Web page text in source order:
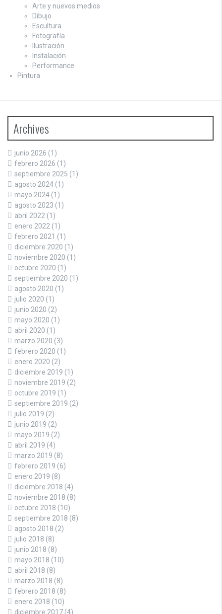
Arte y nuevos medios
Dibujo
Escultura
Fotografía
Ilustración
Instalación
Performance
Pintura
Archives
junio 2026 (1)
febrero 2026 (1)
septiembre 2025 (1)
agosto 2024 (1)
mayo 2024 (1)
agosto 2023 (1)
abril 2022 (1)
enero 2022 (1)
febrero 2021 (1)
diciembre 2020 (1)
noviembre 2020 (1)
octubre 2020 (1)
septiembre 2020 (1)
agosto 2020 (1)
julio 2020 (1)
junio 2020 (2)
mayo 2020 (1)
abril 2020 (1)
marzo 2020 (3)
febrero 2020 (1)
enero 2020 (2)
diciembre 2019 (1)
noviembre 2019 (2)
octubre 2019 (1)
septiembre 2019 (2)
julio 2019 (2)
junio 2019 (2)
mayo 2019 (2)
abril 2019 (4)
marzo 2019 (8)
febrero 2019 (6)
enero 2019 (8)
diciembre 2018 (4)
noviembre 2018 (8)
octubre 2018 (10)
septiembre 2018 (8)
agosto 2018 (2)
julio 2018 (8)
junio 2018 (8)
mayo 2018 (10)
abril 2018 (8)
marzo 2018 (8)
febrero 2018 (8)
enero 2018 (10)
diciembre 2017 (4)